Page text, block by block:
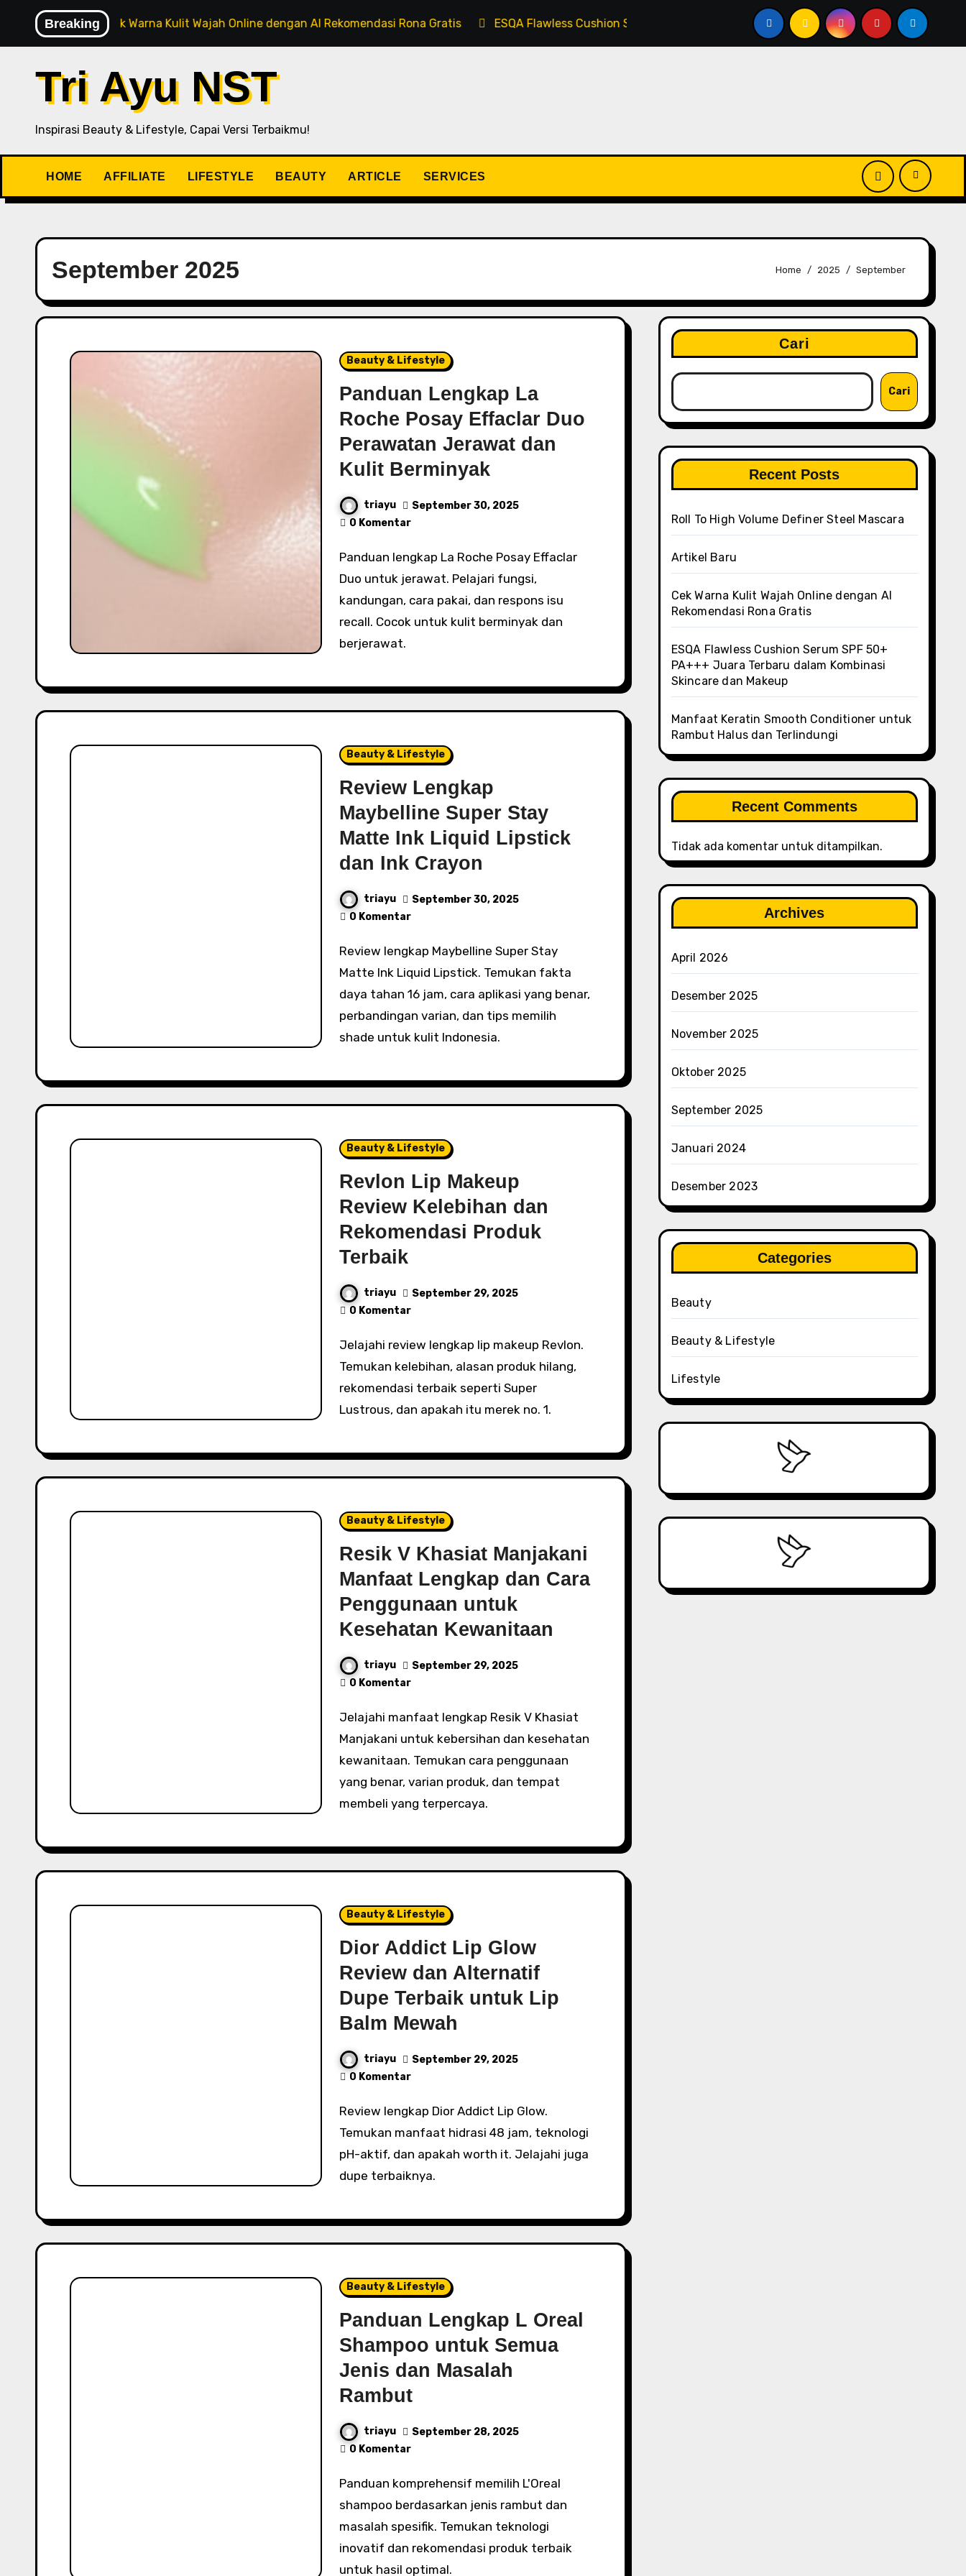
Breaking
Cek Warna Kulit Wajah Online dengan AI Rekomendasi Rona Gratis ESQA Flawless Cushion Serum SPF 50+ PA+++ Juara Terbaru dalam Kombinasi Skincare dan
Tri Ayu NST
Inspirasi Beauty & Lifestyle, Capai Versi Terbaikmu!
HOME AFFILIATE LIFESTYLE BEAUTY ARTICLE SERVICES
September 2025 Home 2025 September
Beauty & Lifestyle
Panduan Lengkap La
Roche Posay Effaclar Duo
Perawatan Jerawat dan
Kulit Berminyak
triayu
September 30, 2025
0 Komentar
Panduan lengkap La Roche Posay Effaclar
Duo untuk jerawat. Pelajari fungsi,
kandungan, cara pakai, dan respons isu
recall. Cocok untuk kulit berminyak dan
berjerawat.
Beauty & Lifestyle
Review Lengkap
Maybelline Super Stay
Matte Ink Liquid Lipstick
dan Ink Crayon
triayu
September 30, 2025
0 Komentar
Review lengkap Maybelline Super Stay
Matte Ink Liquid Lipstick. Temukan fakta
daya tahan 16 jam, cara aplikasi yang benar,
perbandingan varian, dan tips memilih
shade untuk kulit Indonesia.
Beauty & Lifestyle
Revlon Lip Makeup
Review Kelebihan dan
Rekomendasi Produk
Terbaik
triayu
September 29, 2025
0 Komentar
Jelajahi review lengkap lip makeup Revlon.
Temukan kelebihan, alasan produk hilang,
rekomendasi terbaik seperti Super
Lustrous, dan apakah itu merek no. 1.
Beauty & Lifestyle
Resik V Khasiat Manjakani
Manfaat Lengkap dan Cara
Penggunaan untuk
Kesehatan Kewanitaan
triayu
September 29, 2025
0 Komentar
Jelajahi manfaat lengkap Resik V Khasiat
Manjakani untuk kebersihan dan kesehatan
kewanitaan. Temukan cara penggunaan
yang benar, varian produk, dan tempat
membeli yang terpercaya.
Beauty & Lifestyle
Dior Addict Lip Glow
Review dan Alternatif
Dupe Terbaik untuk Lip
Balm Mewah
triayu
September 29, 2025
0 Komentar
Review lengkap Dior Addict Lip Glow.
Temukan manfaat hidrasi 48 jam, teknologi
pH-aktif, dan apakah worth it. Jelajahi juga
dupe terbaiknya.
Beauty & Lifestyle
Panduan Lengkap L Oreal
Shampoo untuk Semua
Jenis dan Masalah
Rambut
triayu
September 28, 2025
0 Komentar
Panduan komprehensif memilih L'Oreal
shampoo berdasarkan jenis rambut dan
masalah spesifik. Temukan teknologi
inovatif dan rekomendasi produk terbaik
untuk hasil optimal.
Cari
Cari
Recent Posts
Roll To High Volume Definer Steel Mascara
Artikel Baru
Cek Warna Kulit Wajah Online dengan AI
Rekomendasi Rona Gratis
ESQA Flawless Cushion Serum SPF 50+
PA+++ Juara Terbaru dalam Kombinasi
Skincare dan Makeup
Manfaat Keratin Smooth Conditioner untuk
Rambut Halus dan Terlindungi
Recent Comments
Tidak ada komentar untuk ditampilkan.
Archives
April 2026
Desember 2025
November 2025
Oktober 2025
September 2025
Januari 2024
Desember 2023
Categories
Beauty
Beauty & Lifestyle
Lifestyle